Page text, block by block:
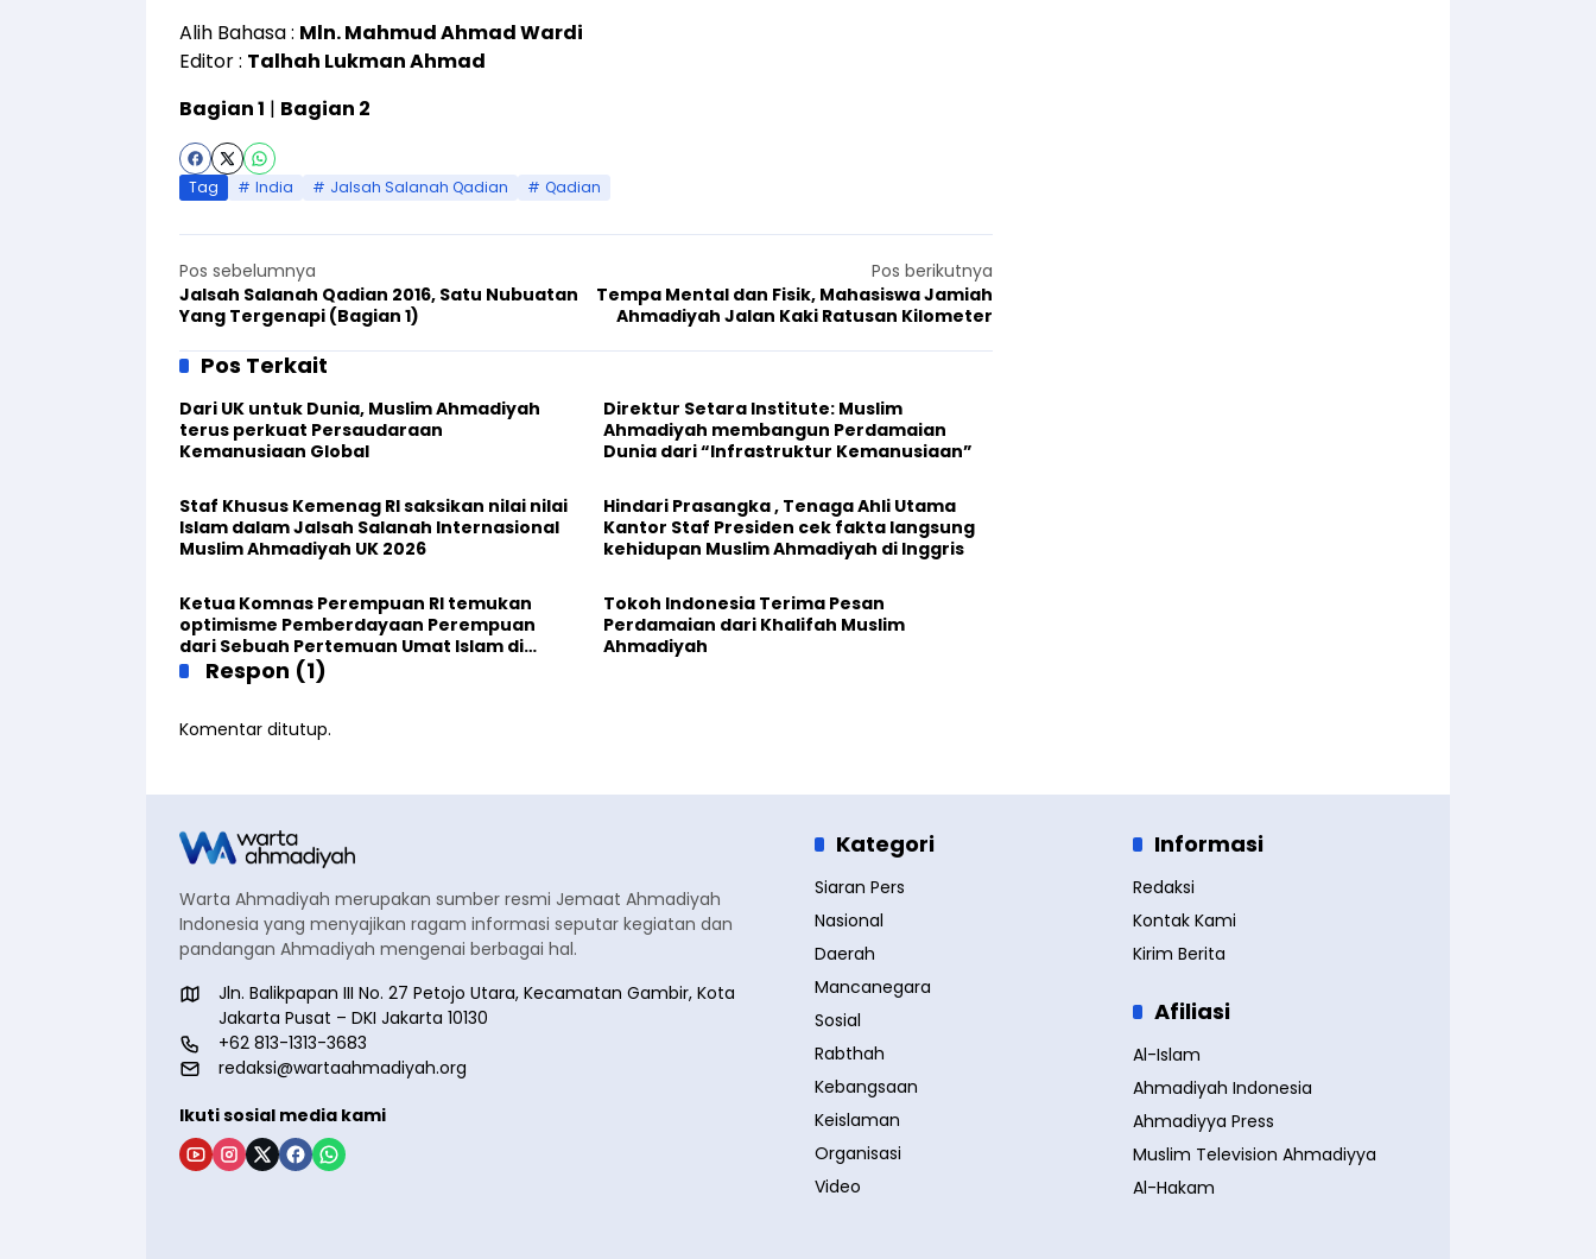
Alih Bahasa : Mln. Mahmud Ahmad Wardi
Editor : Talhah Lukman Ahmad
Bagian 1 | Bagian 2
Tag India Jalsah Salanah Qadian Qadian
Pos sebelumnya
Jalsah Salanah Qadian 2016, Satu Nubuatan
Yang Tergenapi (Bagian 1)
Pos berikutnya
Tempa Mental dan Fisik, Mahasiswa Jamiah
Ahmadiyah Jalan Kaki Ratusan Kilometer
Pos Terkait
Dari UK untuk Dunia, Muslim Ahmadiyah
terus perkuat Persaudaraan
Kemanusiaan Global
Direktur Setara Institute: Muslim
Ahmadiyah membangun Perdamaian
Dunia dari “Infrastruktur Kemanusiaan”
Staf Khusus Kemenag RI saksikan nilai nilai
Islam dalam Jalsah Salanah Internasional
Muslim Ahmadiyah UK 2026
Hindari Prasangka , Tenaga Ahli Utama
Kantor Staf Presiden cek fakta langsung
kehidupan Muslim Ahmadiyah di Inggris
Ketua Komnas Perempuan RI temukan
optimisme Pemberdayaan Perempuan
dari Sebuah Pertemuan Umat Islam di
Inggris
Tokoh Indonesia Terima Pesan
Perdamaian dari Khalifah Muslim
Ahmadiyah
Respon (1)
Komentar ditutup.
Warta Ahmadiyah merupakan sumber resmi Jemaat Ahmadiyah
Indonesia yang menyajikan ragam informasi seputar kegiatan dan
pandangan Ahmadiyah mengenai berbagai hal.
Jln. Balikpapan III No. 27 Petojo Utara, Kecamatan Gambir, Kota
Jakarta Pusat – DKI Jakarta 10130
+62 813-1313-3683
redaksi@wartaahmadiyah.org
Ikuti sosial media kami
Kategori
Siaran Pers
Nasional
Daerah
Mancanegara
Sosial
Rabthah
Kebangsaan
Keislaman
Organisasi
Video
Informasi
Redaksi
Kontak Kami
Kirim Berita
Afiliasi
Al-Islam
Ahmadiyah Indonesia
Ahmadiyya Press
Muslim Television Ahmadiyya
Al-Hakam